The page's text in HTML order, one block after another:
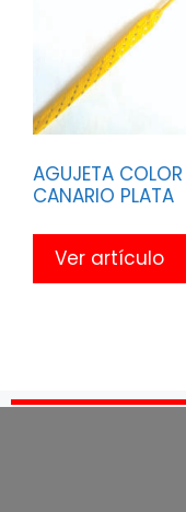
AGUJETA COLOR
CANARIO PLATA
Ver artículo